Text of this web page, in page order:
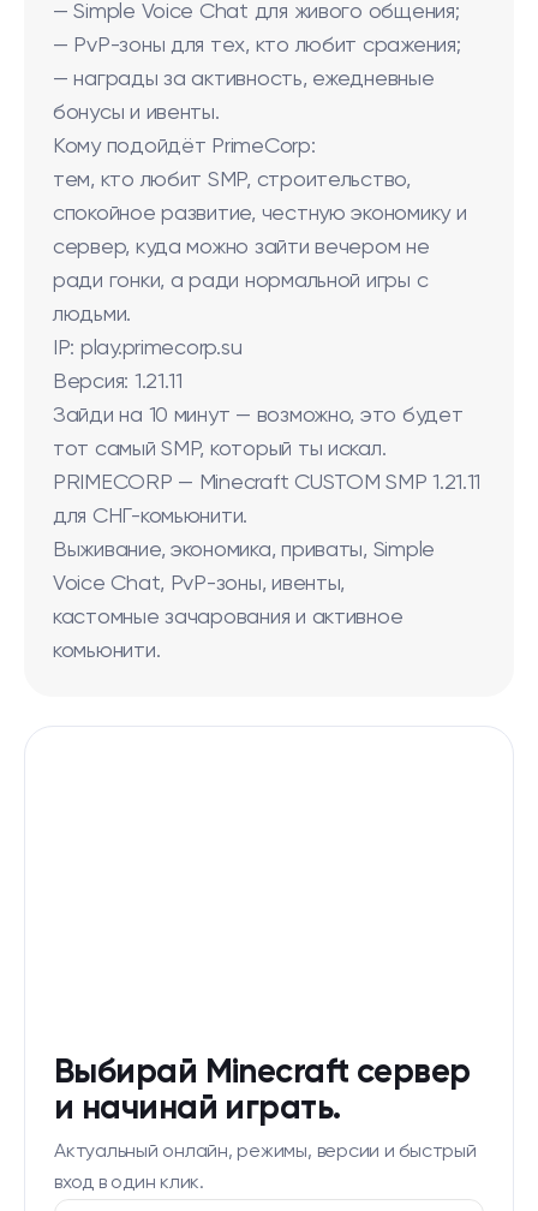
— Simple Voice Chat для живого общения;
— PvP-зоны для тех, кто любит сражения;
— награды за активность, ежедневные
бонусы и ивенты.
Кому подойдёт PrimeCorp:
тем, кто любит SMP, строительство,
спокойное развитие, честную экономику и
сервер, куда можно зайти вечером не
ради гонки, а ради нормальной игры с
людьми.
IP: play.primecorp.su
Версия: 1.21.11
Зайди на 10 минут — возможно, это будет
тот самый SMP, который ты искал.
PRIMECORP — Minecraft CUSTOM SMP 1.21.11
для СНГ-комьюнити.
Выживание, экономика, приваты, Simple
Voice Chat, PvP-зоны, ивенты,
кастомные зачарования и активное
комьюнити.
Выбирай Minecraft сервер
и начинай играть.
Актуальный онлайн, режимы, версии и быстрый
вход в один клик.